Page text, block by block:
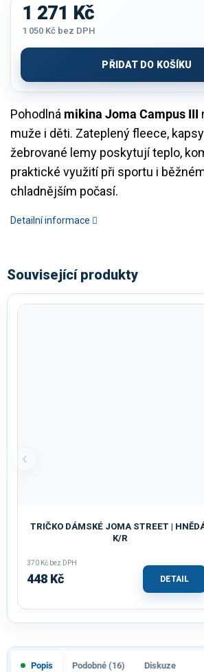
Pohodlná mikina Joma Campus III
muže i děti. Zateplený fleece,
žebrované lemy poskytují teplo,
praktické využití při sportu i
chladnějším počasí.
Detailní informace
1 271 Kč
1 050 Kč bez DPH
cena:
PŘIDAT DO KOŠÍKU
Související produkty
‹
TRIČKO DÁMSKÉ JOMA STREET |
K/R
370 Kč bez DPH
448 Kč DETAIL
Popis Podobné (16) Diskuze